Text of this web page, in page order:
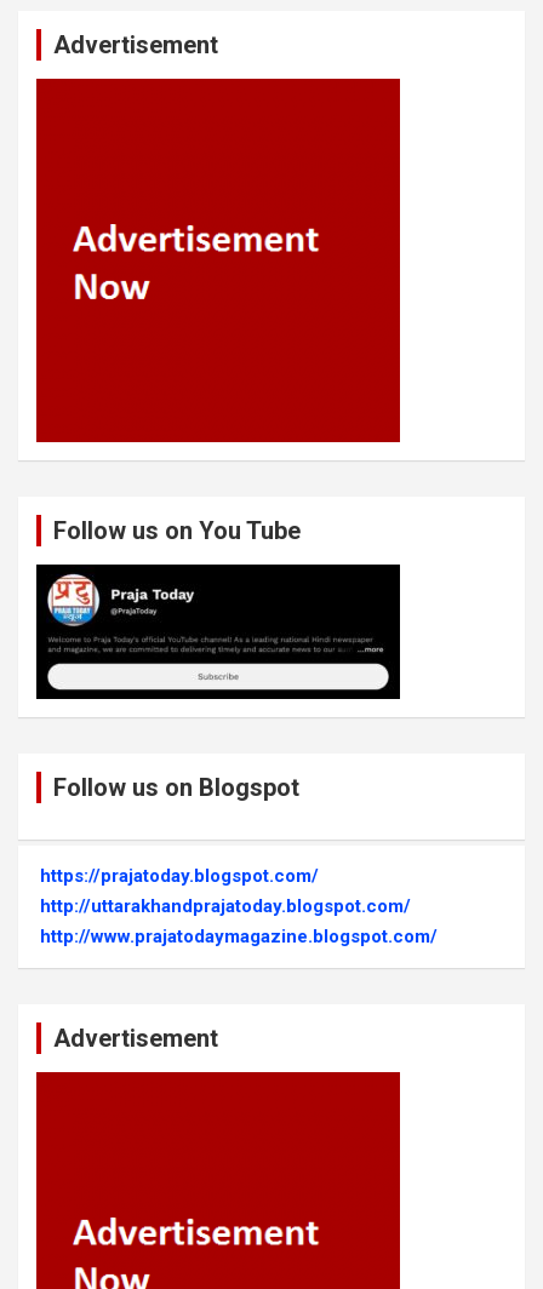
Advertisement
Follow us on You Tube
Follow us on Blogspot
https://prajatoday.blogspot.com/
http://uttarakhandprajatoday.blogspot.com/
http://www.prajatodaymagazine.blogspot.com/
Advertisement